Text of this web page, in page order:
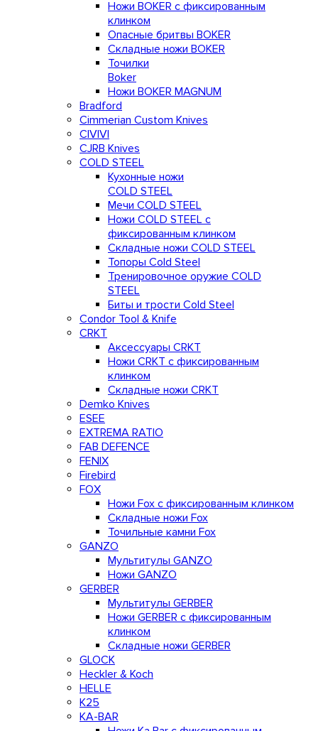
Ножи BOKER с фиксированным
клинком
Опасные бритвы BOKER
Складные ножи BOKER
Точилки
Boker
Ножи BOKER MAGNUM
Bradford
Cimmerian Custom Knives
CIVIVI
CJRB Knives
COLD STEEL
Кухонные ножи
COLD STEEL
Мечи COLD STEEL
Ножи COLD STEEL с
фиксированным клинком
Складные ножи COLD STEEL
Топоры Cold Steel
Тренировочное оружие COLD
STEEL
Биты и трости Cold Steel
Condor Tool & Knife
CRKT
Аксессуары CRKT
Ножи CRKT с фиксированным
клинком
Складные ножи CRKT
Demko Knives
ESEE
EXTREMA RATIO
FAB DEFENCE
FENIX
Firebird
FOX
Ножи Fox с фиксированным клинком
Складные ножи Fox
Точильные камни Fox
GANZO
Мультитулы GANZO
Ножи GANZO
GERBER
Мультитулы GERBER
Ножи GERBER с фиксированным
клинком
Складные ножи GERBER
GLOCK
Heckler & Koch
HELLE
K25
KA-BAR